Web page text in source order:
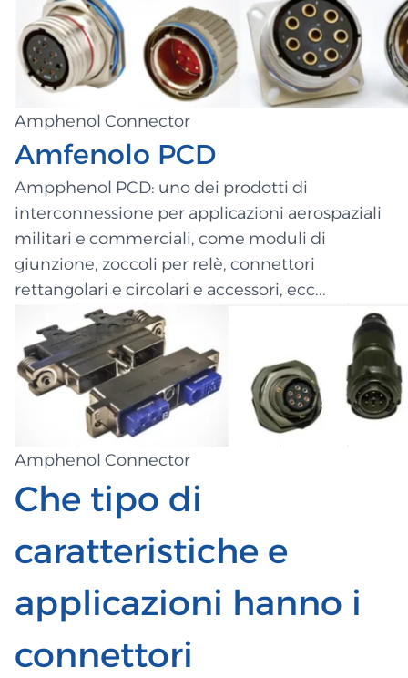
Amphenol Connector
Amfenolo PCD
Ampphenol PCD: uno dei prodotti di
interconnessione per applicazioni aerospaziali
militari e commerciali, come moduli di
giunzione, zoccoli per relè, connettori
rettangolari e circolari e accessori, ecc...
Amphenol Connector
Che tipo di
caratteristiche e
applicazioni hanno i
connettori